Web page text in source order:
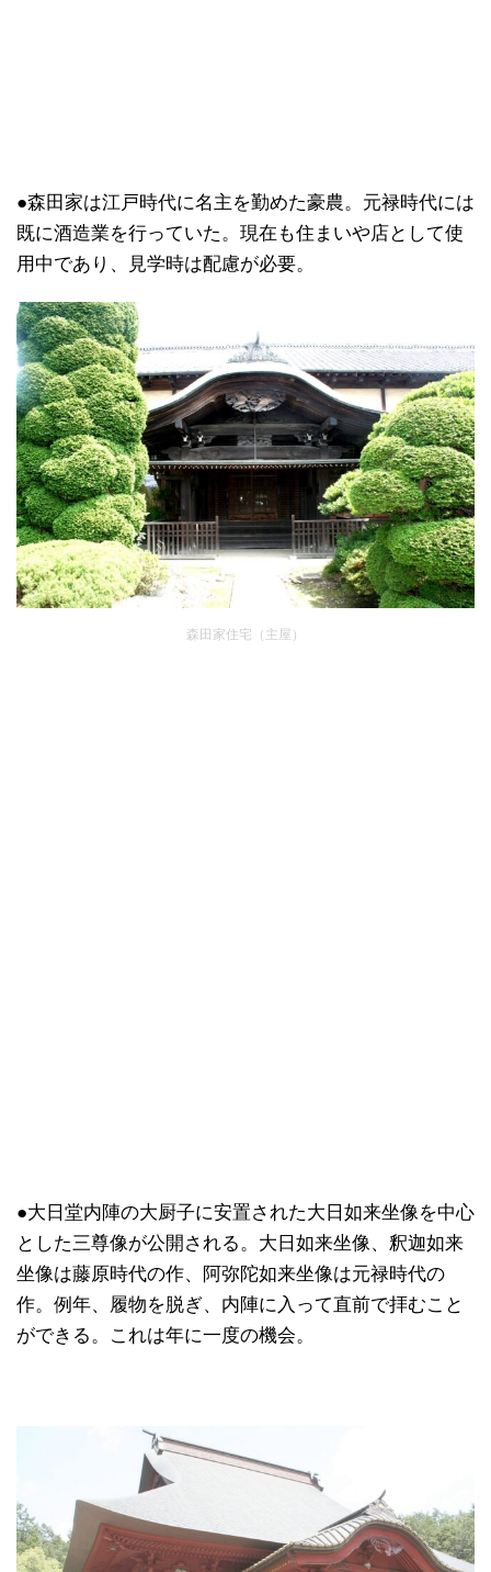
●森田家は江戸時代に名主を勤めた豪農。元禄時代には
既に酒造業を行っていた。現在も住まいや店として使
用中であり、見学時は配慮が必要。
森田家住宅（主屋）
●大日堂内陣の大厨子に安置された大日如来坐像を中心
とした三尊像が公開される。大日如来坐像、釈迦如来
坐像は藤原時代の作、阿弥陀如来坐像は元禄時代の
作。例年、履物を脱ぎ、内陣に入って直前で拝むこと
ができる。これは年に一度の機会。